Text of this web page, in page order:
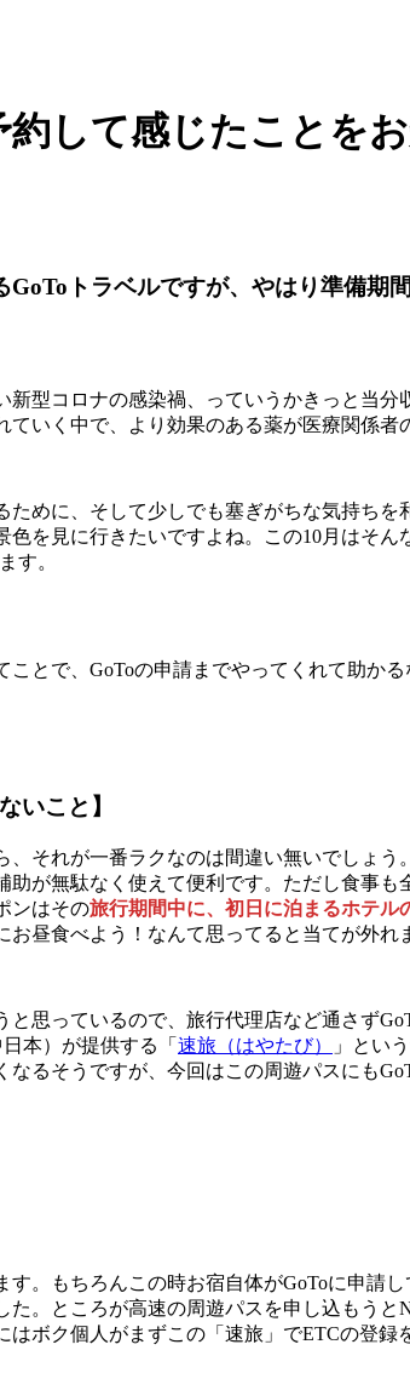
約して感じたことを
トラベルですが、やはり準備期
新型コロナの感染禍、っていうかきっと当
いく中で、より効果のある薬が医療関係者
めに、そして少しでも塞ぎがちな気持ち
を見に行きたいですよね。この10月はそん
す。
とで、GoToの申請までやってくれて助か
いこと】
、それが一番ラクなのは間違い無いでしょ
助が無駄なく使えて便利です。ただし食事
ンはその旅行期間中に、初日に泊まるホテル
昼食べよう！なんて思ってると当てが外れ
思っているので、旅行代理店など通さず
本）が提供する「 速旅（はやたび）
」とい
るそうですが、今回はこの周遊パスにも
す。もちろんこの時お宿自体がGoToに申請
。ところが高速の周遊パスを申し込もうと
はボク個人がまずこの「速旅」でETCの登